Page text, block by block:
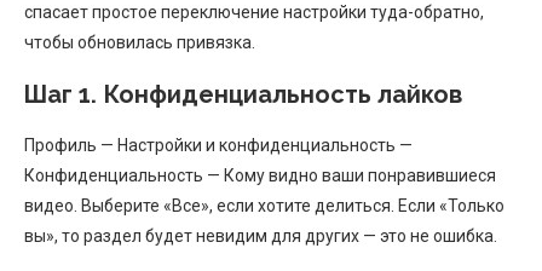
спасает простое переключение настройки туда-обратно,
чтобы обновилась привязка.
Шаг 1. Конфиденциальность лайков
Профиль — Настройки и конфиденциальность —
Конфиденциальность — Кому видно ваши понравившиеся
видео. Выберите «Все», если хотите делиться. Если «Только
вы», то раздел будет невидим для других — это не ошибка.